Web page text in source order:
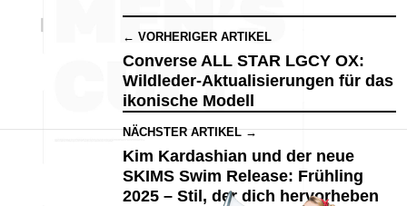
← VORHERIGER ARTIKEL
Converse ALL STAR LGCY OX:
Wildleder-Aktualisierungen für das
ikonische Modell
NÄCHSTER ARTIKEL →
Kim Kardashian und der neue
SKIMS Swim Release: Frühling
2025 – Stil, der dich hervorheben